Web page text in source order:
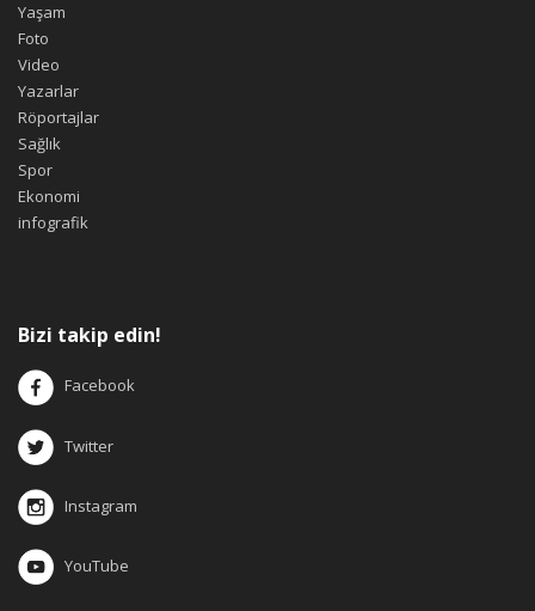
Yaşam
Foto
Video
Yazarlar
Röportajlar
Sağlık
Spor
Ekonomi
infografik
Bizi takip edin!
Facebook
Twitter
Instagram
YouTube